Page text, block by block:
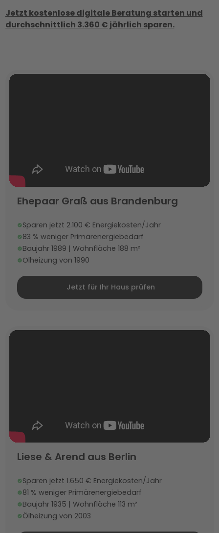
Jetzt kostenlose digitale Beratung starten und
durchschnittlich 3.360 € jährlich sparen.
Ehepaar Graß aus Brandenburg
Sparen jetzt 2.100 € Energiekosten/Jahr
83 % weniger Primärenergiebedarf
Baujahr 1989 | Wohnfläche 188 m²
Ölheizung von 1990
Jetzt für Ihr Haus prüfen
Liese & Arend aus Berlin
Sparen jetzt 1.650 € Energiekosten/Jahr
81 % weniger Primärenergiebedarf
Baujahr 1935 | Wohnfläche 113 m²
Ölheizung von 2003